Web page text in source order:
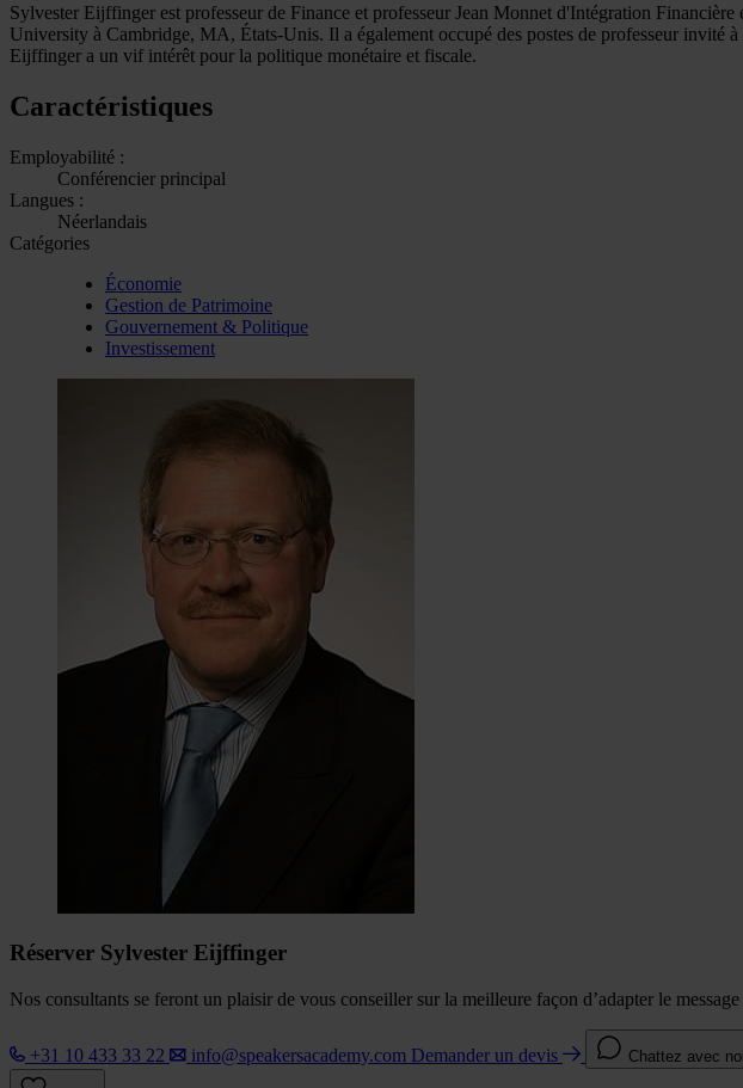
Sylvester Eijffinger est professeur de Finance et professeur Jean Monnet d'Intégration
University à Cambridge, MA, États-Unis. Il a également occupé des postes de professeur
Eijffinger a un vif intérêt pour la politique monétaire et fiscale.
Caractéristiques
Employabilité :
Conférencier principal
Langues :
Néerlandais
Catégories
Économie
Gestion de Patrimoine
Gouvernement & Politique
Investissement
Réserver Sylvester Eijffinger
Nos consultants se feront un plaisir de vous conseiller sur la meilleure façon d’adapter le
+31 10 433 33 22 info@speakersacademy.com Demander un devis Chattez avec